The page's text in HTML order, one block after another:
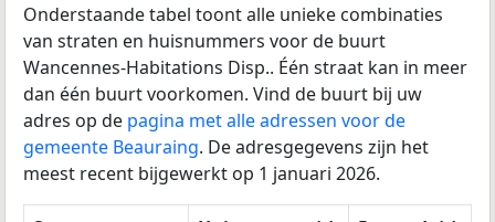
Onderstaande tabel toont alle unieke combinaties
van straten en huisnummers voor de buurt
Wancennes-Habitations Disp.. Één straat kan in meer
dan één buurt voorkomen. Vind de buurt bij uw
adres op de pagina met alle adressen voor de
gemeente Beauraing. De adresgegevens zijn het
meest recent bijgewerkt op 1 januari 2026.